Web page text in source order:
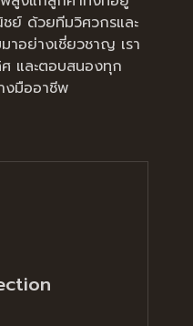
ย์ ด้วยทีมวิศวกรและ
าอย่างเชี่ยวชาญ เรา
ศ และตอบสนองทุก
งมืออาชีพ